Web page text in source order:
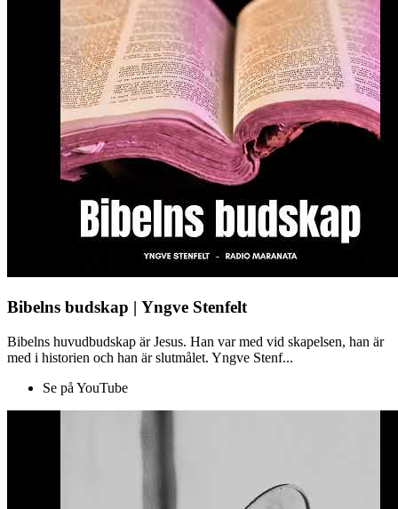
Bibelns budskap | Yngve Stenfelt
Bibelns huvudbudskap är Jesus. Han var med vid skapelsen, han är
med i historien och han är slutmålet. Yngve Stenf...
Se på YouTube